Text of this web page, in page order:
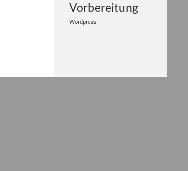
Vorbereitung
Wordpress